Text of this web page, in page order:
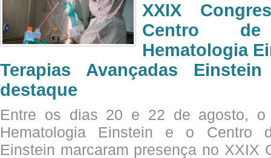
XXIX
Centro
Hematologia
Terapias Avançadas
destaque
Entre os dias 20 e 22 de agosto, o
Hematologia Einstein e o Centro
Einstein marcaram presença no XXIX